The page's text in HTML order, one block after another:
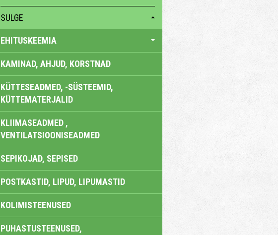
SULGE
EHITUSKEEMIA
KAMINAD, AHJUD, KORSTNAD
KÜTTESEADMED, -SÜSTEEMID,
KÜTTEMATERJALID
KLIIMASEADMED ,
VENTILATSIOONISEADMED
SEPIKOJAD, SEPISED
POSTKASTID, LIPUD, LIPUMASTID
KOLIMISTEENUSED
PUHASTUSTEENUSED,